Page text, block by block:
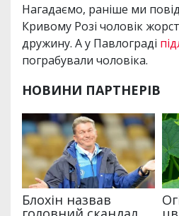
Нагадаємо, раніше ми
Кривому Розі чоловік
дружину. А у Павлограді
пограбували чоловіка.